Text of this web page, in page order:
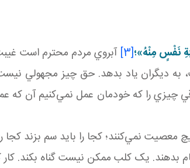
نَفْسٍ مِنْهُ»؛[3]
آبروي مردم محترم است
به ديگران ياد بدهد. حق چيز مجهولي
چيزي را که خودمان عمل نمي‌کنيم آن که
نمي‌کنند؛ کجا را بايد سم بزند کجا
بدهند. يک کلب ممکن نيست گناه بکند.